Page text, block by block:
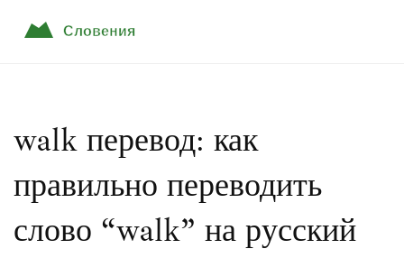
walk перевод: как
правильно переводить
слово “walk” на русский